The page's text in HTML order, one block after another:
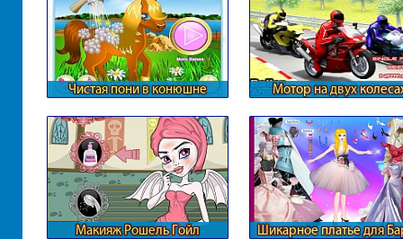
Чистая пони в конюшне Мотор на двух
Макияж Рошель Гойл Шикарное платье для